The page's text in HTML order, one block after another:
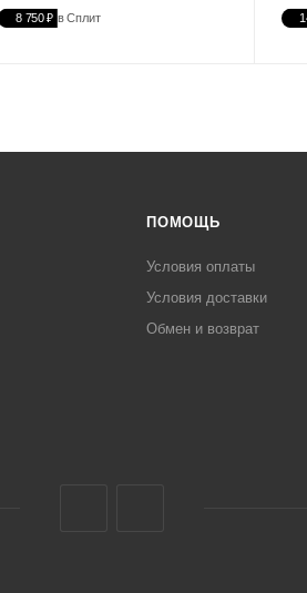
8 750 ₽ в Сплит
ПОМОЩЬ
Условия оплаты
Условия доставки
Обмен и возврат